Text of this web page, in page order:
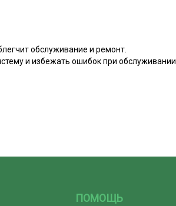
обслуживание и ремонт.
и избежать ошибок при обслуживании.
ПОМОЩЬ